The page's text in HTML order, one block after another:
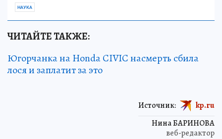
НАУКА
ЧИТАЙТЕ ТАКЖЕ:
Югорчанка на Honda CIVIC насмерть сбила
лося и заплатит за это
Нина БАРИНОВА
веб-редактор
Источник: kp.ru